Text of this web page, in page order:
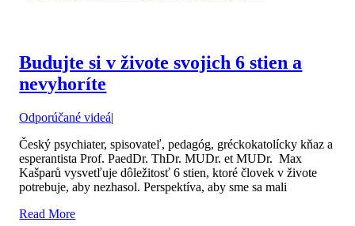
Budujte si v živote svojich 6 stien a
nevyhoríte
Odporúčané videá|
Český psychiater, spisovateľ, pedagóg, gréckokatolícky kňaz a
esperantista Prof. PaedDr. ThDr. MUDr. et MUDr. Max
Kašparů vysvetľuje dôležitosť 6 stien, ktoré človek v živote
potrebuje, aby nezhasol. Perspektíva, aby sme sa mali
Read More